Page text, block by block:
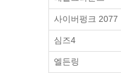
사이버펑크 2077
심즈4
엘든링